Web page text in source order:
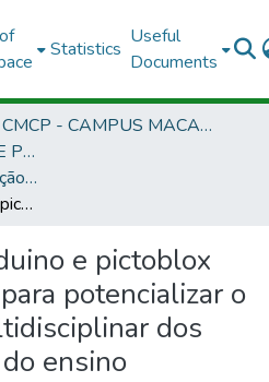
Statistics
Useful
Documents
CMCP - CAMPUS MACAPÁ
ESPMCP - CURSOS DE PÓS-GRADUAÇÃO LATO SENSU - CAMPUS MACAPÁ
ESPMCP - Pós-Graduação Informática na Educação
Robótica com arduino e pictoblox como estratégia para potencializar o aprendizado multidisciplinar dos alunos do 7 ano do ensino fundamental
e pictoblox
potencializar o
dos
ensino